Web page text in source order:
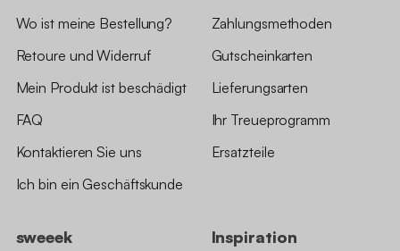
Wo ist meine Bestellung?
Retoure und Widerruf
Mein Produkt ist beschädigt
FAQ
Kontaktieren Sie uns
Ich bin ein Geschäftskunde
Zahlungsmethoden
Gutscheinkarten
Lieferungsarten
Ihr Treueprogramm
Ersatzteile
sweeek Inspiration